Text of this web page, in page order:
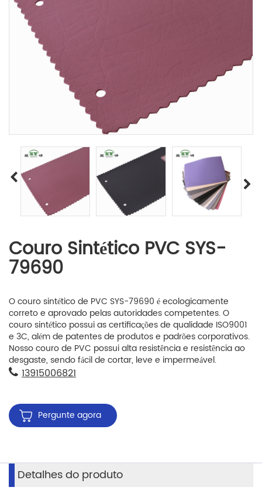
Couro Sintético PVC SYS-
79690
O couro sintético de PVC SYS-79690 é ecologicamente
correto e aprovado pelas autoridades competentes. O
couro sintético possui as certificações de qualidade ISO9001
e 3C, além de patentes de produtos e padrões corporativos.
Nosso couro de PVC possui alta resistência e resistência ao
desgaste, sendo fácil de cortar, leve e impermeável.
13915006821
Pergunte agora
Detalhes do produto